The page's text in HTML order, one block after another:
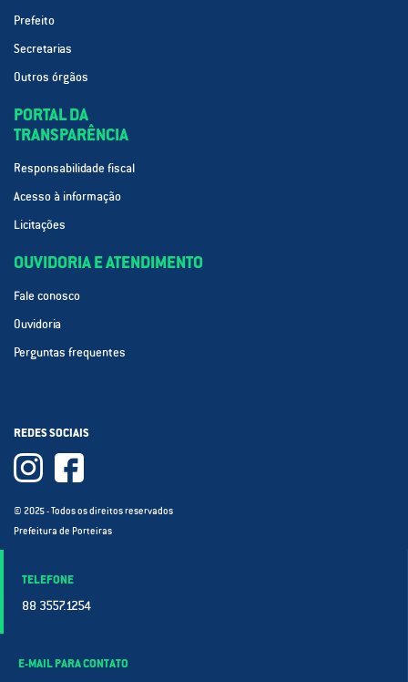
Prefeito
Secretarias
Outros órgãos
PORTAL DA
TRANSPARÊNCIA
Responsabilidade fiscal
Acesso à informação
Licitações
OUVIDORIA E ATENDIMENTO
Fale conosco
Ouvidoria
Perguntas frequentes
REDES SOCIAIS
© 2025 - Todos os direitos reservados
Prefeitura de Porteiras
TELEFONE
88 3557.1254
E-MAIL PARA CONTATO